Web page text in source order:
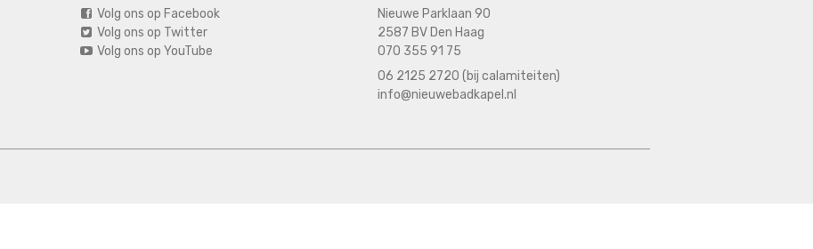
Volg ons op Facebook
Volg ons op Twitter
Volg ons op YouTube
Nieuwe Parklaan 90
2587 BV Den Haag
070 355 91 75
06 2125 2720 (bij calamiteiten)
info@nieuwebadkapel.nl